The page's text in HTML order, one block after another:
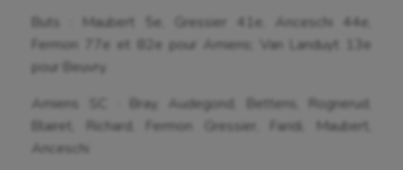
Haltérophilie
Handisport
Buts : Maubert 5e, Gressier 41e, Anceschi 44e,
Fermon 77e et 82e pour Amiens; Van Landuyt 13e
pour Beuvry.
Amiens SC : Bray, Audegond, Bettens, Rognerud,
Blairet, Richard, Fermon Gressier, Faridi, Maubert,
Anceschi